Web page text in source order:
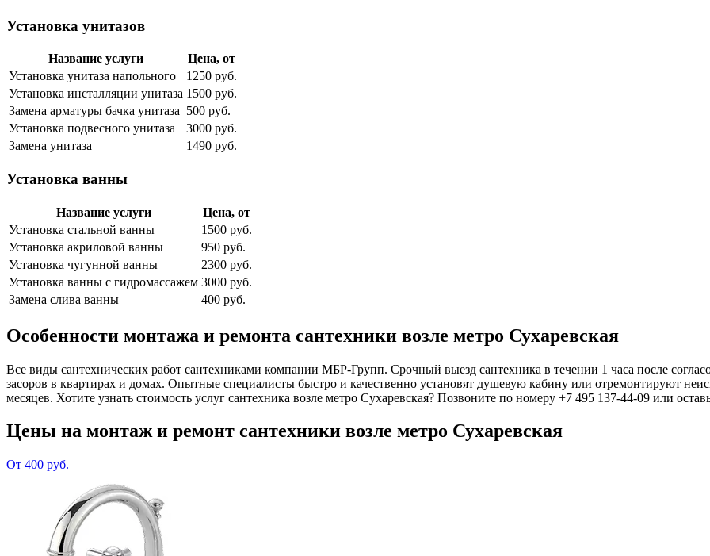
Установка унитазов
Название услуги
Цена, от
Установка унитаза напольного
1250 руб.
Установка инсталляции унитаза 1500 руб.
Замена арматуры бачка унитаза 500 руб.
Установка подвесного унитаза
3000 руб.
Замена унитаза
1490 руб.
Установка ванны
Название услуги
Цена, от
Установка стальной ванны
1500 руб.
Установка акриловой ванны
950 руб.
Установка чугунной ванны
2300 руб.
Установка ванны с гидромассажем 3000 руб.
Замена слива ванны
400 руб.
Особенности монтажа и ремонта сантехники возле метро Сухаревская
Все виды сантехнических работ сантехниками компании МБР-Групп. Срочный выезд сантехника в течении 1 часа после
засоров в квартирах и домах. Опытные специалисты быстро и качественно установят душевую кабину или отремонтируют
месяцев. Хотите узнать стоимость услуг сантехника возле метро Сухаревская? Позвоните по номеру +7 495 137-44-09 или
Цены на монтаж и ремонт сантехники возле метро Сухаревская
От 400 руб.